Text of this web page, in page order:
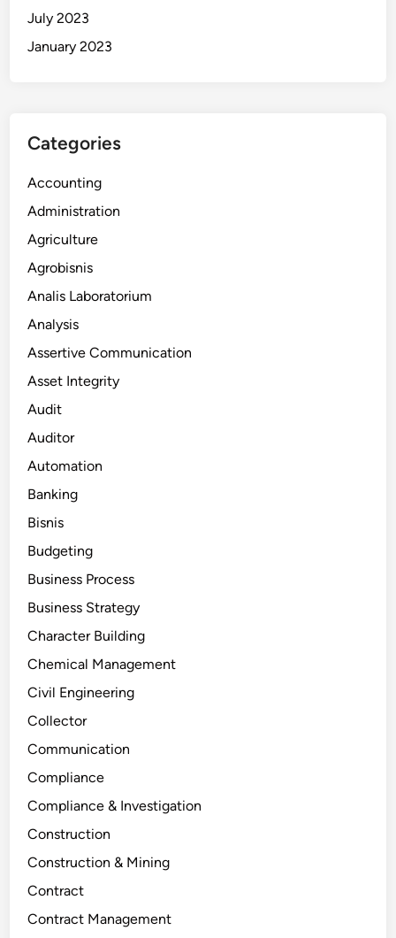
July 2023
January 2023
Categories
Accounting
Administration
Agriculture
Agrobisnis
Analis Laboratorium
Analysis
Assertive Communication
Asset Integrity
Audit
Auditor
Automation
Banking
Bisnis
Budgeting
Business Process
Business Strategy
Character Building
Chemical Management
Civil Engineering
Collector
Communication
Compliance
Compliance & Investigation
Construction
Construction & Mining
Contract
Contract Management